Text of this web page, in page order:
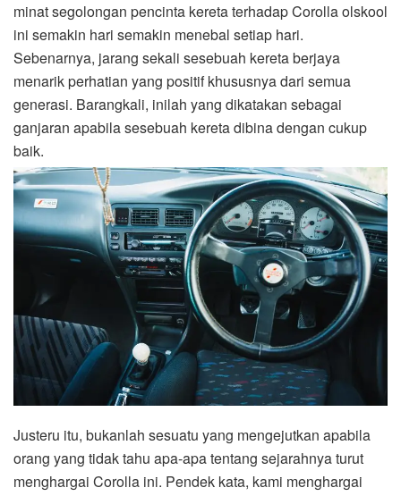
minat segolongan pencinta kereta terhadap Corolla olskool
ini semakin hari semakin menebal setiap hari.
Sebenarnya, jarang sekali sesebuah kereta berjaya
menarik perhatian yang positif khususnya dari semua
generasi. Barangkali, inilah yang dikatakan sebagai
ganjaran apabila sesebuah kereta dibina dengan cukup
baik.
Justeru itu, bukanlah sesuatu yang mengejutkan apabila
orang yang tidak tahu apa-apa tentang sejarahnya turut
menghargai Corolla ini. Pendek kata, kami menghargai